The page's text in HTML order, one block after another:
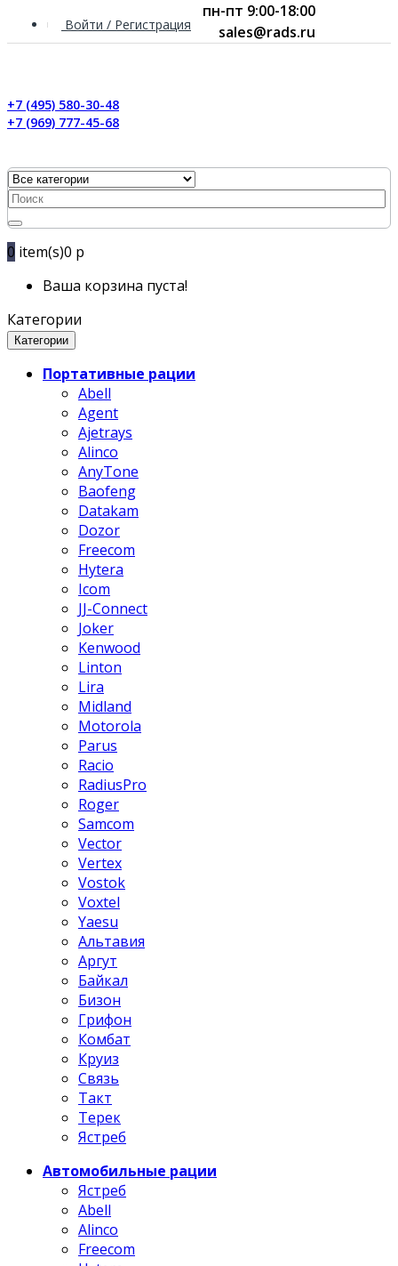
Войти / Регистрация
+7 (495) 580-30-48
+7 (969) 777-45-68
0 item(s)0 р
Ваша корзина пуста!
Категории
Категории
Портативные рации
Abell
Agent
Ajetrays
Alinco
AnyTone
Baofeng
Datakam
Dozor
Freecom
Hytera
Icom
JJ-Connect
Joker
Kenwood
Linton
Lira
Midland
Motorola
Parus
Racio
RadiusPro
Roger
Samcom
Vector
Vertex
Vostok
Voxtel
Yaesu
Альтавия
Аргут
Байкал
Бизон
Грифон
Комбат
Круиз
Связь
Такт
Терек
Ястреб
Автомобильные рации
Ястреб
Abell
Alinco
Freecom
пн-пт 9:00-18:00
sales@rads.ru